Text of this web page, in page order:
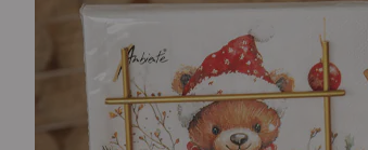
En savoir plus